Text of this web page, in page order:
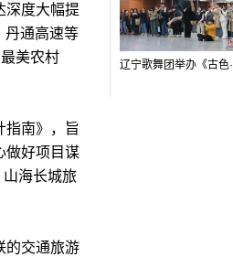
深度大幅提
丹通高速等
美农村
南》，旨
做好项目谋
海长城旅
交通旅游